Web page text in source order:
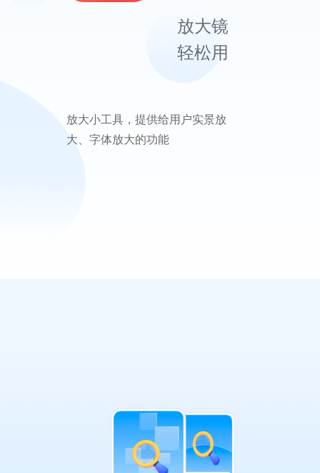
放大镜
轻松用
放大小工具，提供给用户实景放
大、字体放大的功能